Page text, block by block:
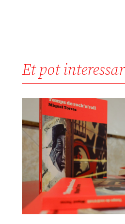
Et pot interessar